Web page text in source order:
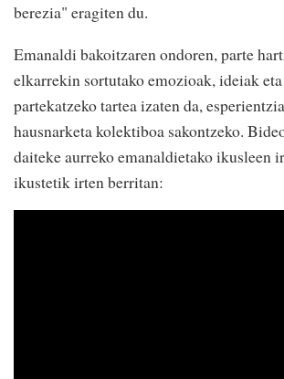
berezia" eragiten du.
Emanaldi bakoitzaren ondoren, parte
elkarrekin sortutako emozioak, ideiak
partekatzeko tartea izaten da,
hausnarketa kolektiboa sakontzeko.
daiteke aurreko emanaldietako ikusleen
ikustetik irten berritan: